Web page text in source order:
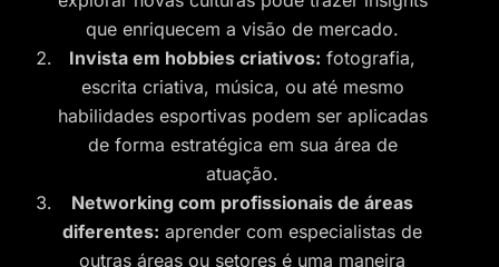
que enriquecem a visão de mercado.
Invista em hobbies criativos: fotografia,
escrita criativa, música, ou até mesmo
habilidades esportivas podem ser aplicadas
de forma estratégica em sua área de
atuação.
Networking com profissionais de áreas
diferentes: aprender com especialistas de
outras áreas ou setores é uma maneira